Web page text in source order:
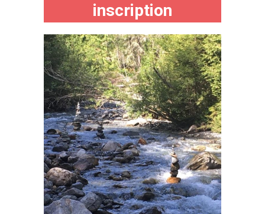
inscription